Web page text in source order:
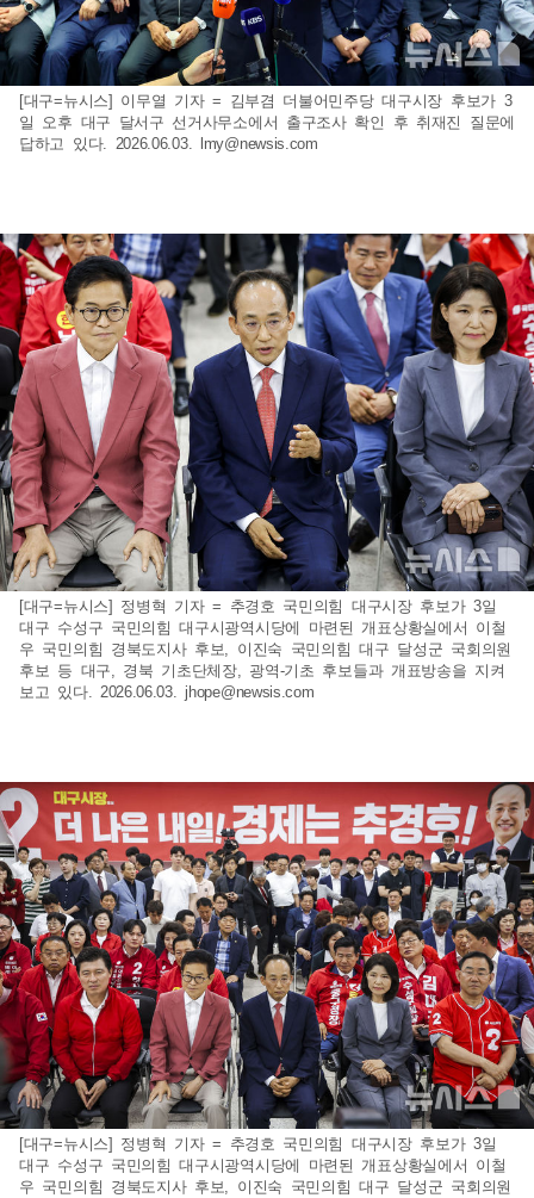
[대구=뉴시스] 이무열 기자 = 김부겸 더불어민주당 대구시장 후보가 3
일 오후 대구 달서구 선거사무소에서 출구조사 확인 후 취재진 질문에
답하고 있다. 2026.06.03.
lmy@newsis.com
[대구=뉴시스] 정병혁 기자 = 추경호 국민의힘 대구시장 후보가 3일
대구 수성구 국민의힘 대구시광역시당에 마련된 개표상황실에서 이철
우 국민의힘 경북도지사 후보, 이진숙 국민의힘 대구 달성군 국회의원
후보 등 대구, 경북 기초단체장, 광역-기초 후보들과 개표방송을 지켜
보고 있다. 2026.06.03. jhope@newsis.com
[대구=뉴시스] 정병혁 기자 = 추경호 국민의힘 대구시장 후보가 3일
대구 수성구 국민의힘 대구시광역시당에 마련된 개표상황실에서 이철
우 국민의힘 경북도지사 후보, 이진숙 국민의힘 대구 달성군 국회의원